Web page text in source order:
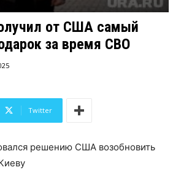
от США самый
за время СВО
Twitter
решению США возобновить